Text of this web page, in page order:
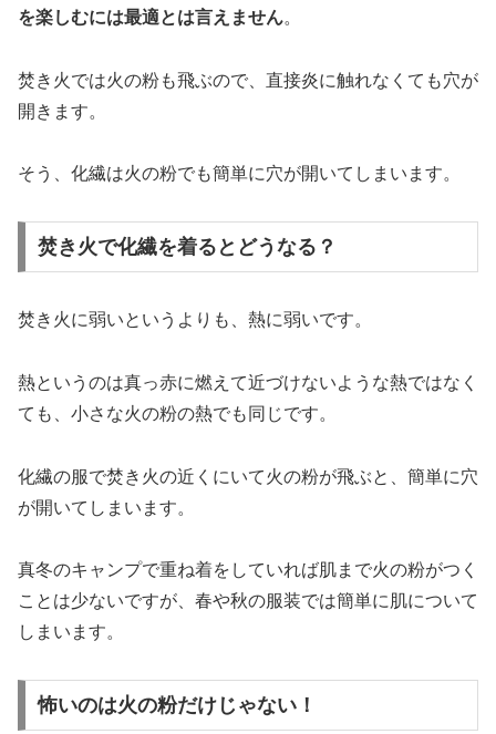
を楽しむには最適とは言えません。
焚き火では火の粉も飛ぶので、直接炎に触れなくても穴が
開きます。
そう、化繊は火の粉でも簡単に穴が開いてしまいます。
焚き火で化繊を着るとどうなる？
焚き火に弱いというよりも、熱に弱いです。
熱というのは真っ赤に燃えて近づけないような熱ではなく
ても、小さな火の粉の熱でも同じです。
化繊の服で焚き火の近くにいて火の粉が飛ぶと、簡単に穴
が開いてしまいます。
真冬のキャンプで重ね着をしていれば肌まで火の粉がつく
ことは少ないですが、春や秋の服装では簡単に肌について
しまいます。
怖いのは火の粉だけじゃない！